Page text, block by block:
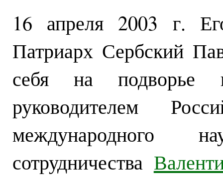
16 апреля 2003 г.
Патриарх Сербский
себя на подворье
руководителем
международного
сотрудничества